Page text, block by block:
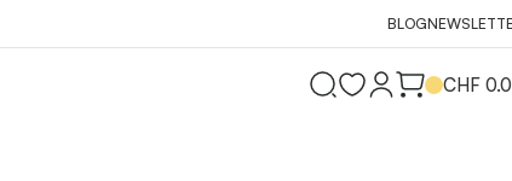
BLOG
CHF